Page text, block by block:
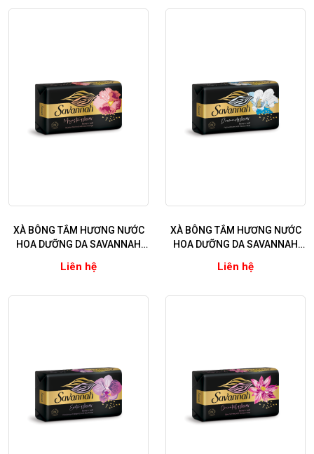
XÀ BÔNG TẮM HƯƠNG NƯỚC
HOA DƯỠNG DA SAVANNAH
Hoắc Hương)
Liên hệ
XÀ BÔNG TẮM HƯƠNG NƯỚC
HOA DƯỠNG DA SAVANNAH
Hương)
Liên hệ